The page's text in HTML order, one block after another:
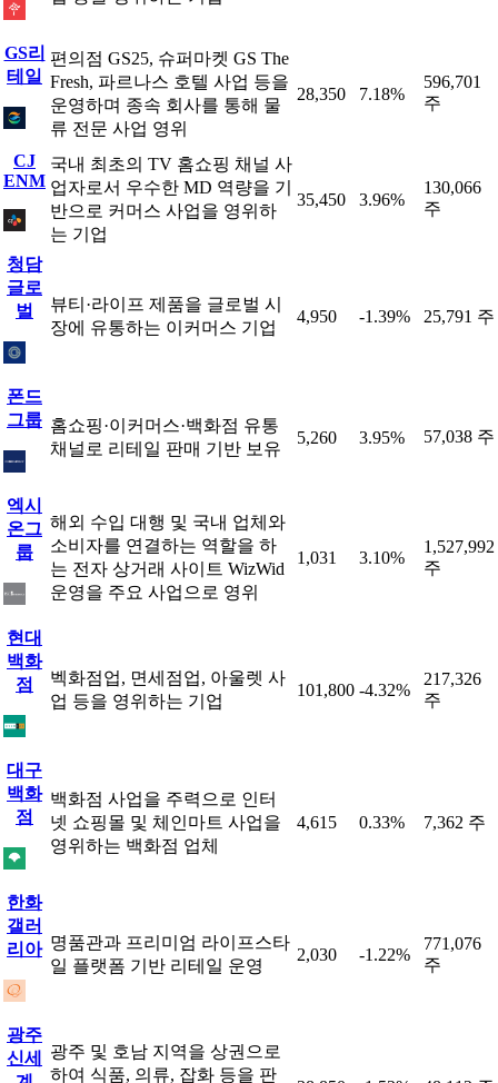
GS리
테일
편의점 GS25, 슈퍼마켓 GS The
Fresh, 파르나스 호텔 사업 등을
운영하며 종속 회사를 통해 물
류 전문 사업 영위
28,350 7.18%
596,701
주
CJ
ENM
국내 최초의 TV 홈쇼핑 채널 사
업자로서 우수한 MD 역량을 기
반으로 커머스 사업을 영위하
는 기업
35,450 3.96%
130,066
주
청담
글로
벌
뷰티·라이프 제품을 글로벌 시
장에 유통하는 이커머스 기업
4,950 -1.39% 25,791 주
폰드
그룹 홈쇼핑·이커머스·백화점 유통
채널로 리테일 판매 기반 보유
5,260 3.95% 57,038 주
엑시
온그
룹
해외 수입 대행 및 국내 업체와
소비자를 연결하는 역할을 하
는 전자 상거래 사이트 WizWid
운영을 주요 사업으로 영위
1,031 3.10%
1,527,992
주
현대
백화
점
벡화점업, 면세점업, 아울렛 사
업 등을 영위하는 기업
101,800 -4.32%
217,326
주
대구
백화
점
백화점 사업을 주력으로 인터
넷 쇼핑몰 및 체인마트 사업을
영위하는 백화점 업체
4,615 0.33% 7,362 주
한화
갤러
리아 명품관과 프리미엄 라이프스타
일 플랫폼 기반 리테일 운영
2,030 -1.22%
771,076
주
광주
신세
광주 및 호남 지역을 상권으로
하여 식품, 의류, 잡화 등을 판